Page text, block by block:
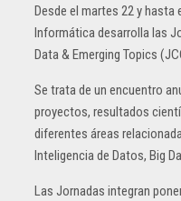
Desde el martes 22 y hasta
Informática desarrolla las
Data & Emerging Topics
Se trata de un encuentro
proyectos, resultados
diferentes áreas
Inteligencia de Datos, Big
Las Jornadas integran